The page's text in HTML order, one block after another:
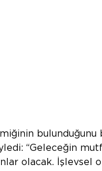
“Geleceğin
olacak. İşlevsel